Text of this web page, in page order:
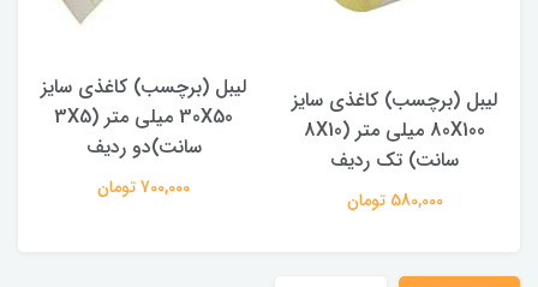
لیبل (برچسب) کاغذی سایز
80X100 میلی متر (8X10
سانت) تک ردیف
580,000 تومان
لیبل (برچسب) کاغذی سایز
30X50 میلی متر (3X5
سانت)دو ردیف
700,000 تومان